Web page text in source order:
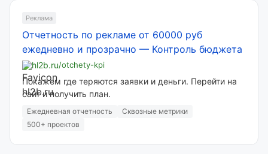
Реклама
Отчетность по рекламе от 60000 руб
ежедневно и прозрачно — Контроль бюджета
hl2b.ru/otchety-kpi
Покажем где теряются заявки и деньги. Перейти на
сайт и получить план.
Ежедневная отчетность
Сквозные метрики
500+ проектов